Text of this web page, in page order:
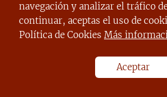
Descubre el increíble
sentido del gusto y cómo
navegación y analizar el tráfico
continuar, aceptas el uso de
Política de Cookies Más
Aceptar